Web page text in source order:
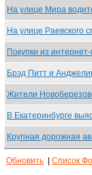
На улице Мира
На улице Раевского
Покупки из
Брэд Питт и
Жители
В Екатеринбурге
Крупная дорожная
Обновить Список